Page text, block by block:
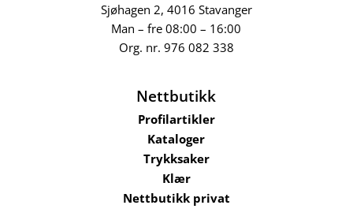
Sjøhagen 2, 4016 Stavanger
Man – fre 08:00 – 16:00
Org. nr. 976 082 338
Nettbutikk
Profilartikler
Kataloger
Trykksaker
Klær
Nettbutikk privat